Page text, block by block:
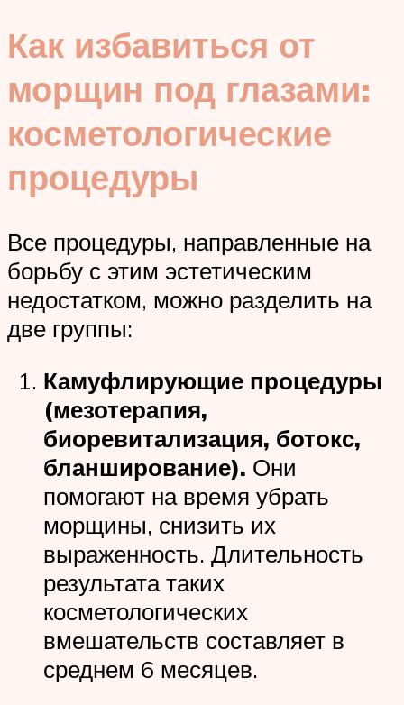
Как избавиться от
морщин под глазами:
косметологические
процедуры
Все процедуры, направленные на
борьбу с этим эстетическим
недостатком, можно разделить на
две группы:
Камуфлирующие процедуры
(мезотерапия,
биоревитализация, ботокс,
бланширование). Они
помогают на время убрать
морщины, снизить их
выраженность. Длительность
результата таких
косметологических
вмешательств составляет в
среднем 6 месяцев.